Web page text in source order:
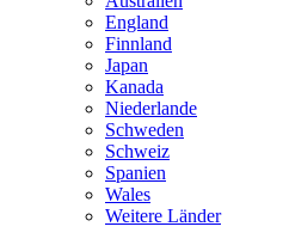
England
Finnland
Japan
Kanada
Niederlande
Schweden
Schweiz
Spanien
Wales
Weitere Länder